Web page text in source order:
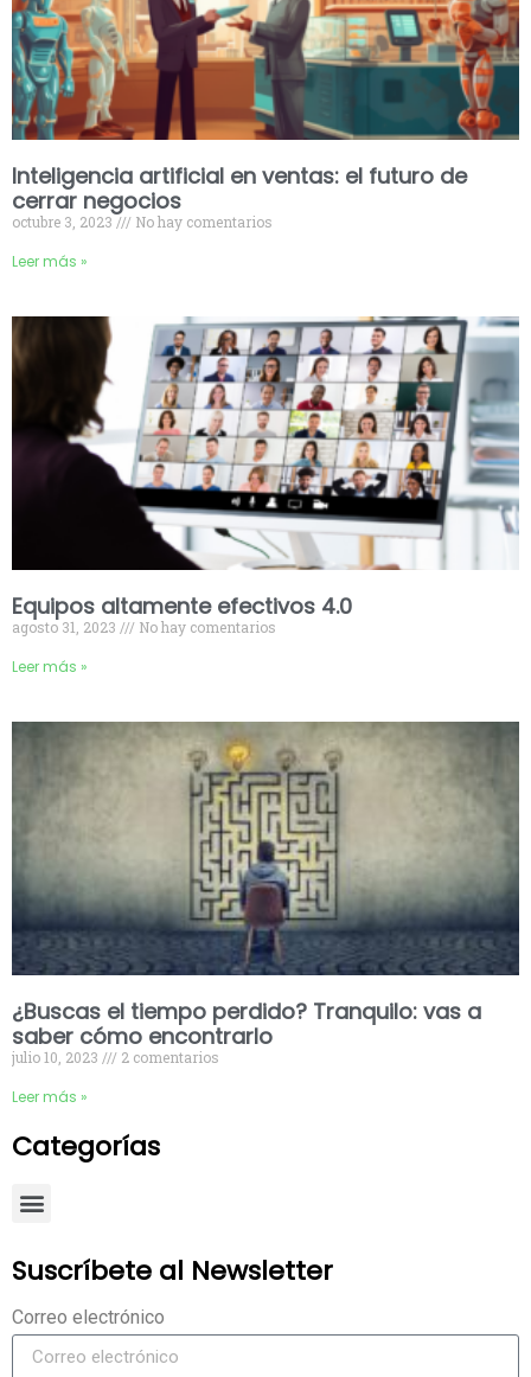
Inteligencia artificial en ventas: el futuro de
cerrar negocios
octubre 3, 2023 No hay comentarios
Leer más »
Equipos altamente efectivos 4.0
agosto 31, 2023 No hay comentarios
Leer más »
¿Buscas el tiempo perdido? Tranquilo: vas a
saber cómo encontrarlo
julio 10, 2023 2 comentarios
Leer más »
Categorías
Suscríbete al Newsletter
Correo electrónico